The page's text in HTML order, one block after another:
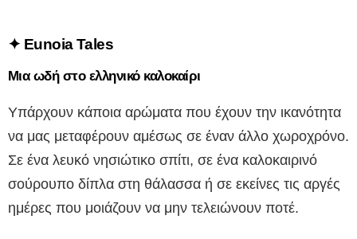
✦ Eunoia Tales
Μια ωδή στο ελληνικό καλοκαίρι
Υπάρχουν κάποια αρώματα που έχουν την ικανότητα
να μας μεταφέρουν αμέσως σε έναν άλλο χωροχρόνο.
Σε ένα λευκό νησιώτικο σπίτι, σε ένα καλοκαιρινό
σούρουπο δίπλα στη θάλασσα ή σε εκείνες τις αργές
ημέρες που μοιάζουν να μην τελειώνουν ποτέ.